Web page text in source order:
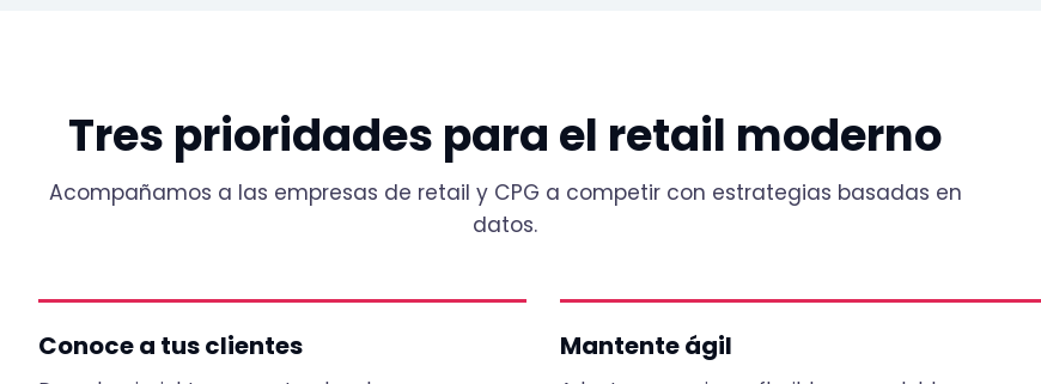
Tres prioridades para el retail moderno
Acompañamos a las empresas de retail y CPG a competir con estrategias basadas en
datos.
Conoce a tus clientes Mantente ágil